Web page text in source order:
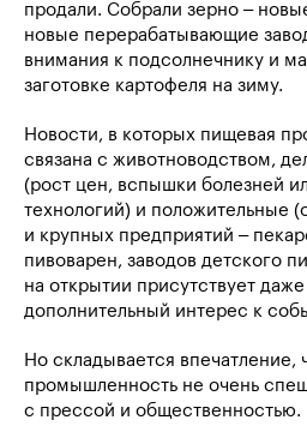
продали. Собрали зерно –
новые перерабатывающие
внимания к подсолнечнику и
заготовке картофеля на зиму.
Новости, в которых пищевая
связана с животноводством,
(рост цен, вспышки болезней
технологий) и положительные
и крупных предприятий –
пивоварен, заводов детского
на открытии присутствует
дополнительный интерес к
Но складывается впечатление,
промышленность не очень
с прессой и общественностью.